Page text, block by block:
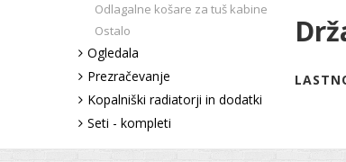
Odlagalne košare za tuš kabine
Ostalo
Ogledala
Prezračevanje
Kopalniški radiatorji in dodatki
Seti - kompleti